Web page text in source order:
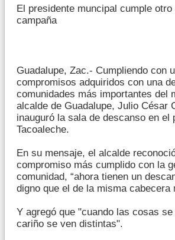
El presidente muncipal cumple
campaña
Guadalupe, Zac.- Cumpliendo con
compromisos adquiridos con una
comunidades más importantes del
alcalde de Guadalupe, Julio César
inauguró la sala de descanso en el
Tacoaleche.
En su mensaje, el alcalde
compromiso más cumplido con la
comunidad, “ahora tienen un
digno que el de la misma cabecera
Y agregó que "cuando las cosas
cariño se ven distintas".